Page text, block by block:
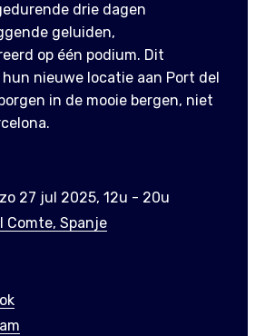
drie dagen
geluiden,
op één podium. Dit
hun nieuwe locatie aan Port del
in de mooie bergen, niet
27 jul 2025, 12u - 20u
Comte, Spanje